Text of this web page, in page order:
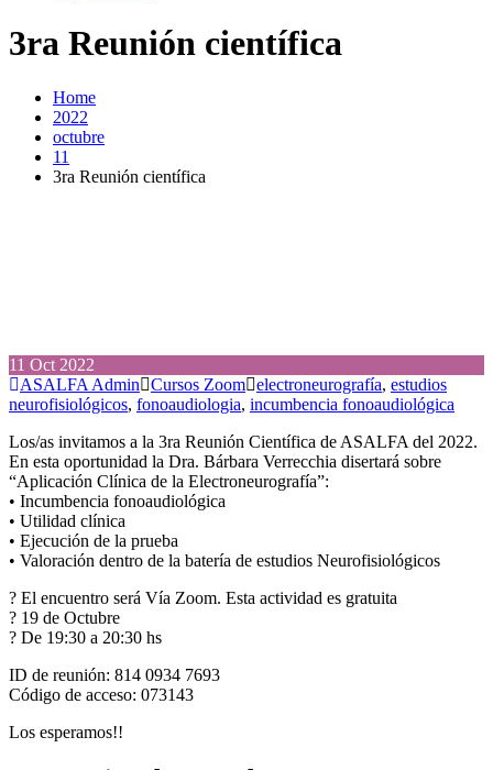
3ra Reunión científica
Home
2022
octubre
11
3ra Reunión científica
11 Oct 2022
ASALFA Admin
Cursos Zoom electroneurografía, estudios
neurofisiológicos, fonoaudiologia, incumbencia fonoaudiológica
Los/as invitamos a la 3ra Reunión Científica de ASALFA del 2022.
En esta oportunidad la Dra. Bárbara Verrecchia disertará sobre
“Aplicación Clínica de la Electroneurografía”:
• Incumbencia fonoaudiológica
• Utilidad clínica
• Ejecución de la prueba
• Valoración dentro de la batería de estudios Neurofisiológicos
? El encuentro será Vía Zoom. Esta actividad es gratuita
?️ 19 de Octubre
? De 19:30 a 20:30 hs
ID de reunión: 814 0934 7693
Código de acceso: 073143
Los esperamos!!